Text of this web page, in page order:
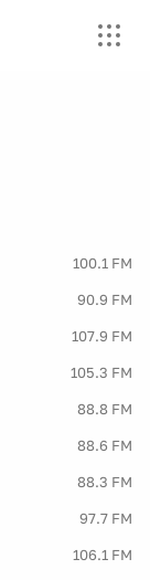
100.1 FM
90.9 FM
107.9 FM
105.3 FM
88.8 FM
88.6 FM
88.3 FM
97.7 FM
106.1 FM